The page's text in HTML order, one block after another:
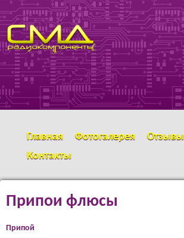
Перейти к основному
содержанию
SMD
РАДИОКОМПОНЕНТЫ
Главная Фотогалерея Отзывы
Контакты
Припои флюсы
Припой